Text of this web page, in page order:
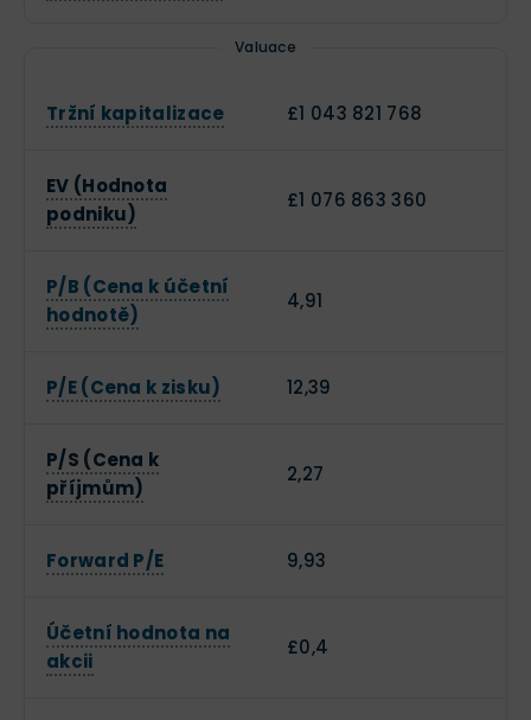
Valuace
Tržní kapitalizace £1 043 821 768
EV (Hodnota
podniku)
£1 076 863 360
P/B (Cena k účetní
hodnotě)
4,91
P/E (Cena k zisku) 12,39
P/S (Cena k
příjmům)
2,27
Forward P/E 9,93
Účetní hodnota na
akcii
£0,4